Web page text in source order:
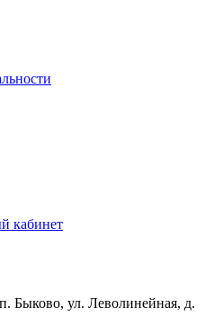
кабинет
Быково, ул. Леволинейная, д.